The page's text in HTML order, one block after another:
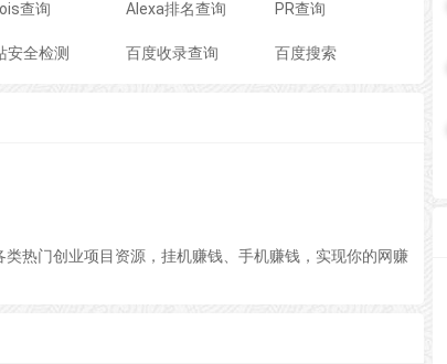
查询 Alexa排名查询 PR查询
安全检测 百度收录查询 百度搜索
热门创业项目资源，挂机赚钱、手机赚钱，实现你的网赚